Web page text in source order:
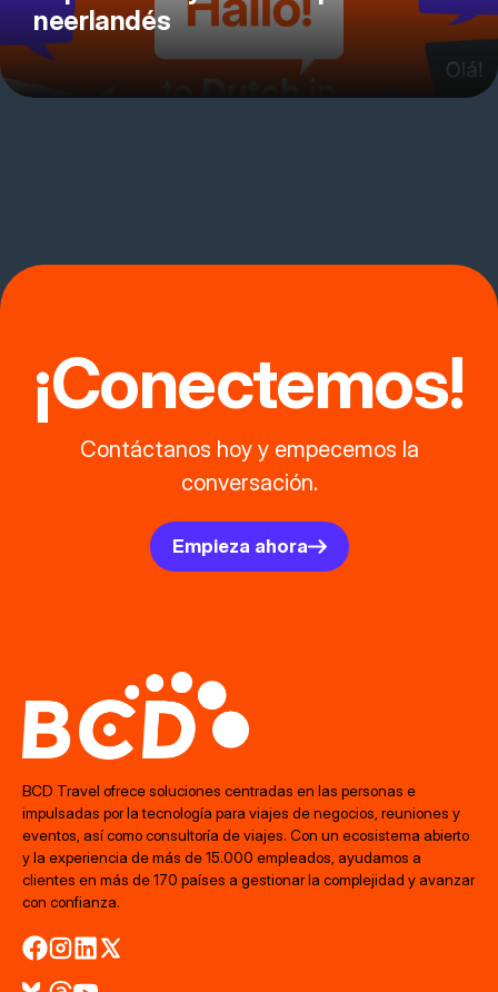
neerlandés
¡Conectemos!
Contáctanos hoy y empecemos la
conversación.
Empieza ahora
BCD Travel ofrece soluciones centradas en las personas e
impulsadas por la tecnología para viajes de negocios, reuniones y
eventos, así como consultoría de viajes. Con un ecosistema abierto
y la experiencia de más de 15.000 empleados, ayudamos a
clientes en más de 170 países a gestionar la complejidad y avanzar
con confianza.